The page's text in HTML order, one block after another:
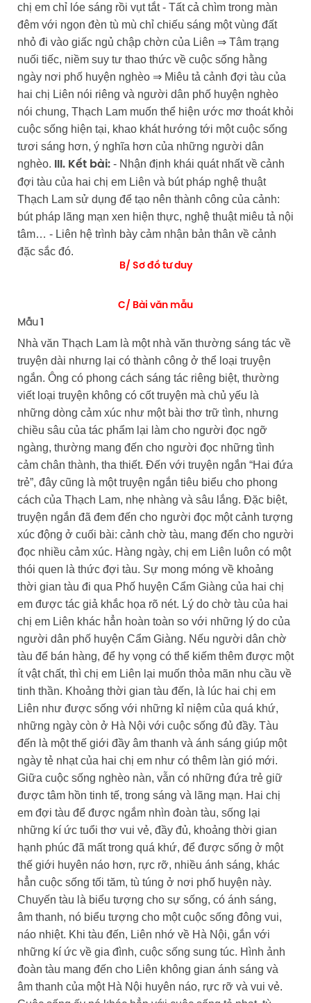
chị em chỉ lóe sáng rồi vụt tắt - Tất cả chìm trong màn
đêm với ngọn đèn tù mù chỉ chiếu sáng một vùng đất
nhỏ đi vào giấc ngủ chập chờn của Liên ⇒ Tâm trạng
nuối tiếc, niềm suy tư thao thức về cuộc sống hằng
ngày nơi phố huyện nghèo ⇒ Miêu tả cảnh đợi tàu của
hai chị Liên nói riêng và người dân phố huyện nghèo
nói chung, Thạch Lam muốn thể hiện ước mơ thoát khỏi
cuộc sống hiện tại, khao khát hướng tới một cuộc sống
tươi sáng hơn, ý nghĩa hơn của những người dân
nghèo.
III. Kết bài:- Nhận định khái quát nhất về cảnh
đợi tàu của hai chị em Liên và bút pháp nghệ thuật
Thạch Lam sử dụng để tạo nên thành công của cảnh:
bút pháp lãng mạn xen hiện thực, nghệ thuật miêu tả nội
tâm… - Liên hệ trình bày cảm nhận bản thân về cảnh
đặc sắc đó.
B/ Sơ đồ tư duy
C/ Bài văn mẫu
Mẫu
Nhà văn Thạch Lam là một nhà văn thường sáng tác về
truyện dài nhưng lại có thành công ở thể loại truyện
ngắn. Ông có phong cách sáng tác riêng biệt, thường
viết loại truyện không có cốt truyện mà chủ yếu là
những dòng cảm xúc như một bài thơ trữ tình, nhưng
chiều sâu của tác phẩm lại làm cho người đọc ngỡ
ngàng, thường mang đến cho người đọc những tình
cảm chân thành, tha thiết. Đến với truyện ngắn “Hai đứa
trẻ”, đây cũng là một truyện ngắn tiêu biểu cho phong
cách của Thạch Lam, nhẹ nhàng và sâu lắng. Đặc biệt,
truyện ngắn đã đem đến cho người đọc một cảnh tượng
xúc động ở cuối bài: cảnh chờ tàu, mang đến cho người
đọc nhiều cảm xúc. Hàng ngày, chị em Liên luôn có một
thói quen là thức đợi tàu. Sự mong móng về khoảng
thời gian tàu đi qua Phố huyện Cẩm Giàng của hai chị
em được tác giả khắc họa rõ nét. Lý do chờ tàu của hai
chị em Liên khác hẳn hoàn toàn so với những lý do của
người dân phố huyện Cẩm Giàng. Nếu người dân chờ
tàu để bán hàng, để hy vọng có thể kiếm thêm được một
ít vật chất, thì chị em Liên lại muốn thỏa mãn nhu cầu về
tinh thần. Khoảng thời gian tàu đến, là lúc hai chị em
Liên như được sống với những kỉ niệm của quá khứ,
những ngày còn ở Hà Nội với cuộc sống đủ đầy. Tàu
đến là một thế giới đầy âm thanh và ánh sáng giúp một
ngày tẻ nhạt của hai chị em như có thêm làn gió mới.
Giữa cuộc sống nghèo nàn, vẫn có những đứa trẻ giữ
được tâm hồn tinh tế, trong sáng và lãng mạn. Hai chị
em đợi tàu để được ngắm nhìn đoàn tàu, sống lại
những kí ức tuổi thơ vui vẻ, đầy đủ, khoảng thời gian
hạnh phúc đã mất trong quá khứ, để được sống ở một
thế giới huyên náo hơn, rực rỡ, nhiều ánh sáng, khác
hẳn cuộc sống tối tăm, tù túng ở nơi phố huyện này.
Chuyến tàu là biểu tượng cho sự sống, có ánh sáng,
âm thanh, nó biểu tượng cho một cuộc sống đông vui,
náo nhiệt. Khi tàu đến, Liên nhớ về Hà Nội, gắn với
những kí ức về gia đình, cuộc sống sung túc. Hình ảnh
đoàn tàu mang đến cho Liên không gian ánh sáng và
âm thanh của một Hà Nội huyên náo, rực rỡ và vui vẻ.